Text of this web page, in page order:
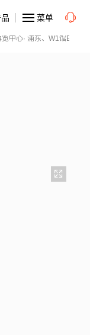
中心· 浦东、W1馆E21 、
菜单